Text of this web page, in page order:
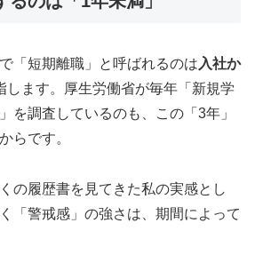
「短期離職」と呼ばれるのは 入社か
します。厚生労働省が毎年「新規学
を調査しているのも、この「3年」
らです。
の履歴書を見てきた私の実感とし
「警戒感」の強さは、期間によって